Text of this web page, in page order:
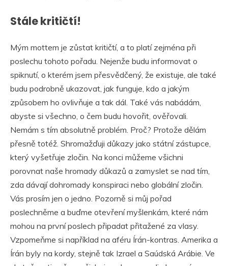
Stále kritičtí!
Mým mottem je zůstat kritičtí, a to platí zejména při
poslechu tohoto pořadu. Nejenže budu informovat o
spiknutí, o kterém jsem přesvědčený, že existuje, ale také
budu podrobně ukazovat, jak funguje, kdo a jakým
způsobem ho ovlivňuje a tak dál. Také vás nabádám,
abyste si všechno, o čem budu hovořit, ověřovali.
Nemám s tím absolutně problém. Proč? Protože dělám
přesně totéž. Shromažďuji důkazy jako státní zástupce,
který vyšetřuje zločin. Na konci můžeme všichni
porovnat naše hromady důkazů a zamyslet se nad tím,
zda dávají dohromady konspiraci nebo globální zločin.
Vás prosím jen o jedno. Pozorně si můj pořad
poslechněme a buďme otevření myšlenkám, které nám
mohou na první poslech připadat přitažené za vlasy.
Vzpomeňme si například na aféru Írán-kontras. Amerika a
Írán byly na kordy, stejně tak Izrael a Saúdská Arábie. Ve